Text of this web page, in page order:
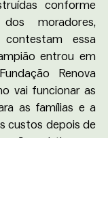
conforme
moradores,
essa
entrou em
Renova
vai funcionar as
as famílias e a
custos depois de
não obtivemos